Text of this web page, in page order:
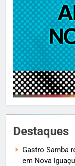
Destaques
Gastro Samba
em Nova